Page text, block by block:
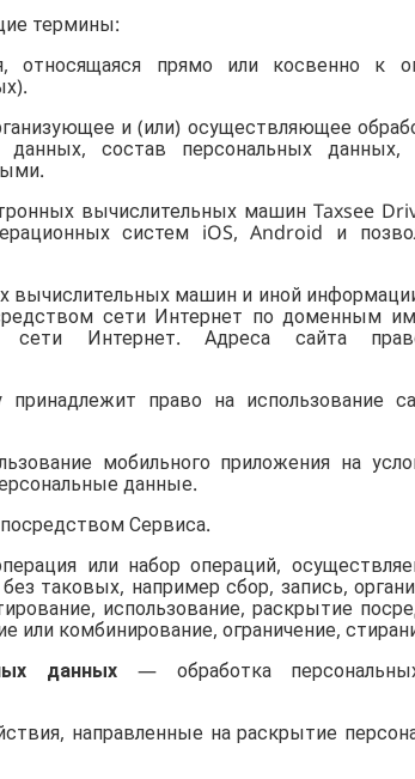
термины:
прямо или косвенно к
и (или) осуществляющее
состав персональных данных,
вычислительных машин Taxsee
систем iOS, Android и
вычислительных машин и иной
сети Интернет по доменным
Интернет. Адреса сайта
право на использование
мобильного приложения на
данные.
Сервиса.
или набор операций,
таковых, например сбор, запись,
использование, раскрытие
или комбинирование, ограничение,
данных — обработка
направленные на раскрытие